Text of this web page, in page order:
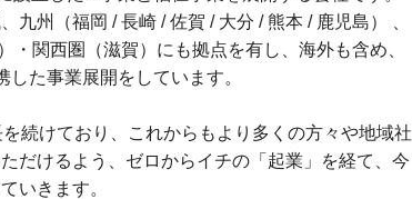
州（福岡 / 長崎 / 佐賀 / 大分 / 熊本 / 鹿児島） 、
関西圏（滋賀）にも拠点を有し、海外も含め、
た事業展開をしています。
続けており、これからもより多くの方々や地域社
だけるよう、ゼロからイチの「起業」を経て、今
いきます。